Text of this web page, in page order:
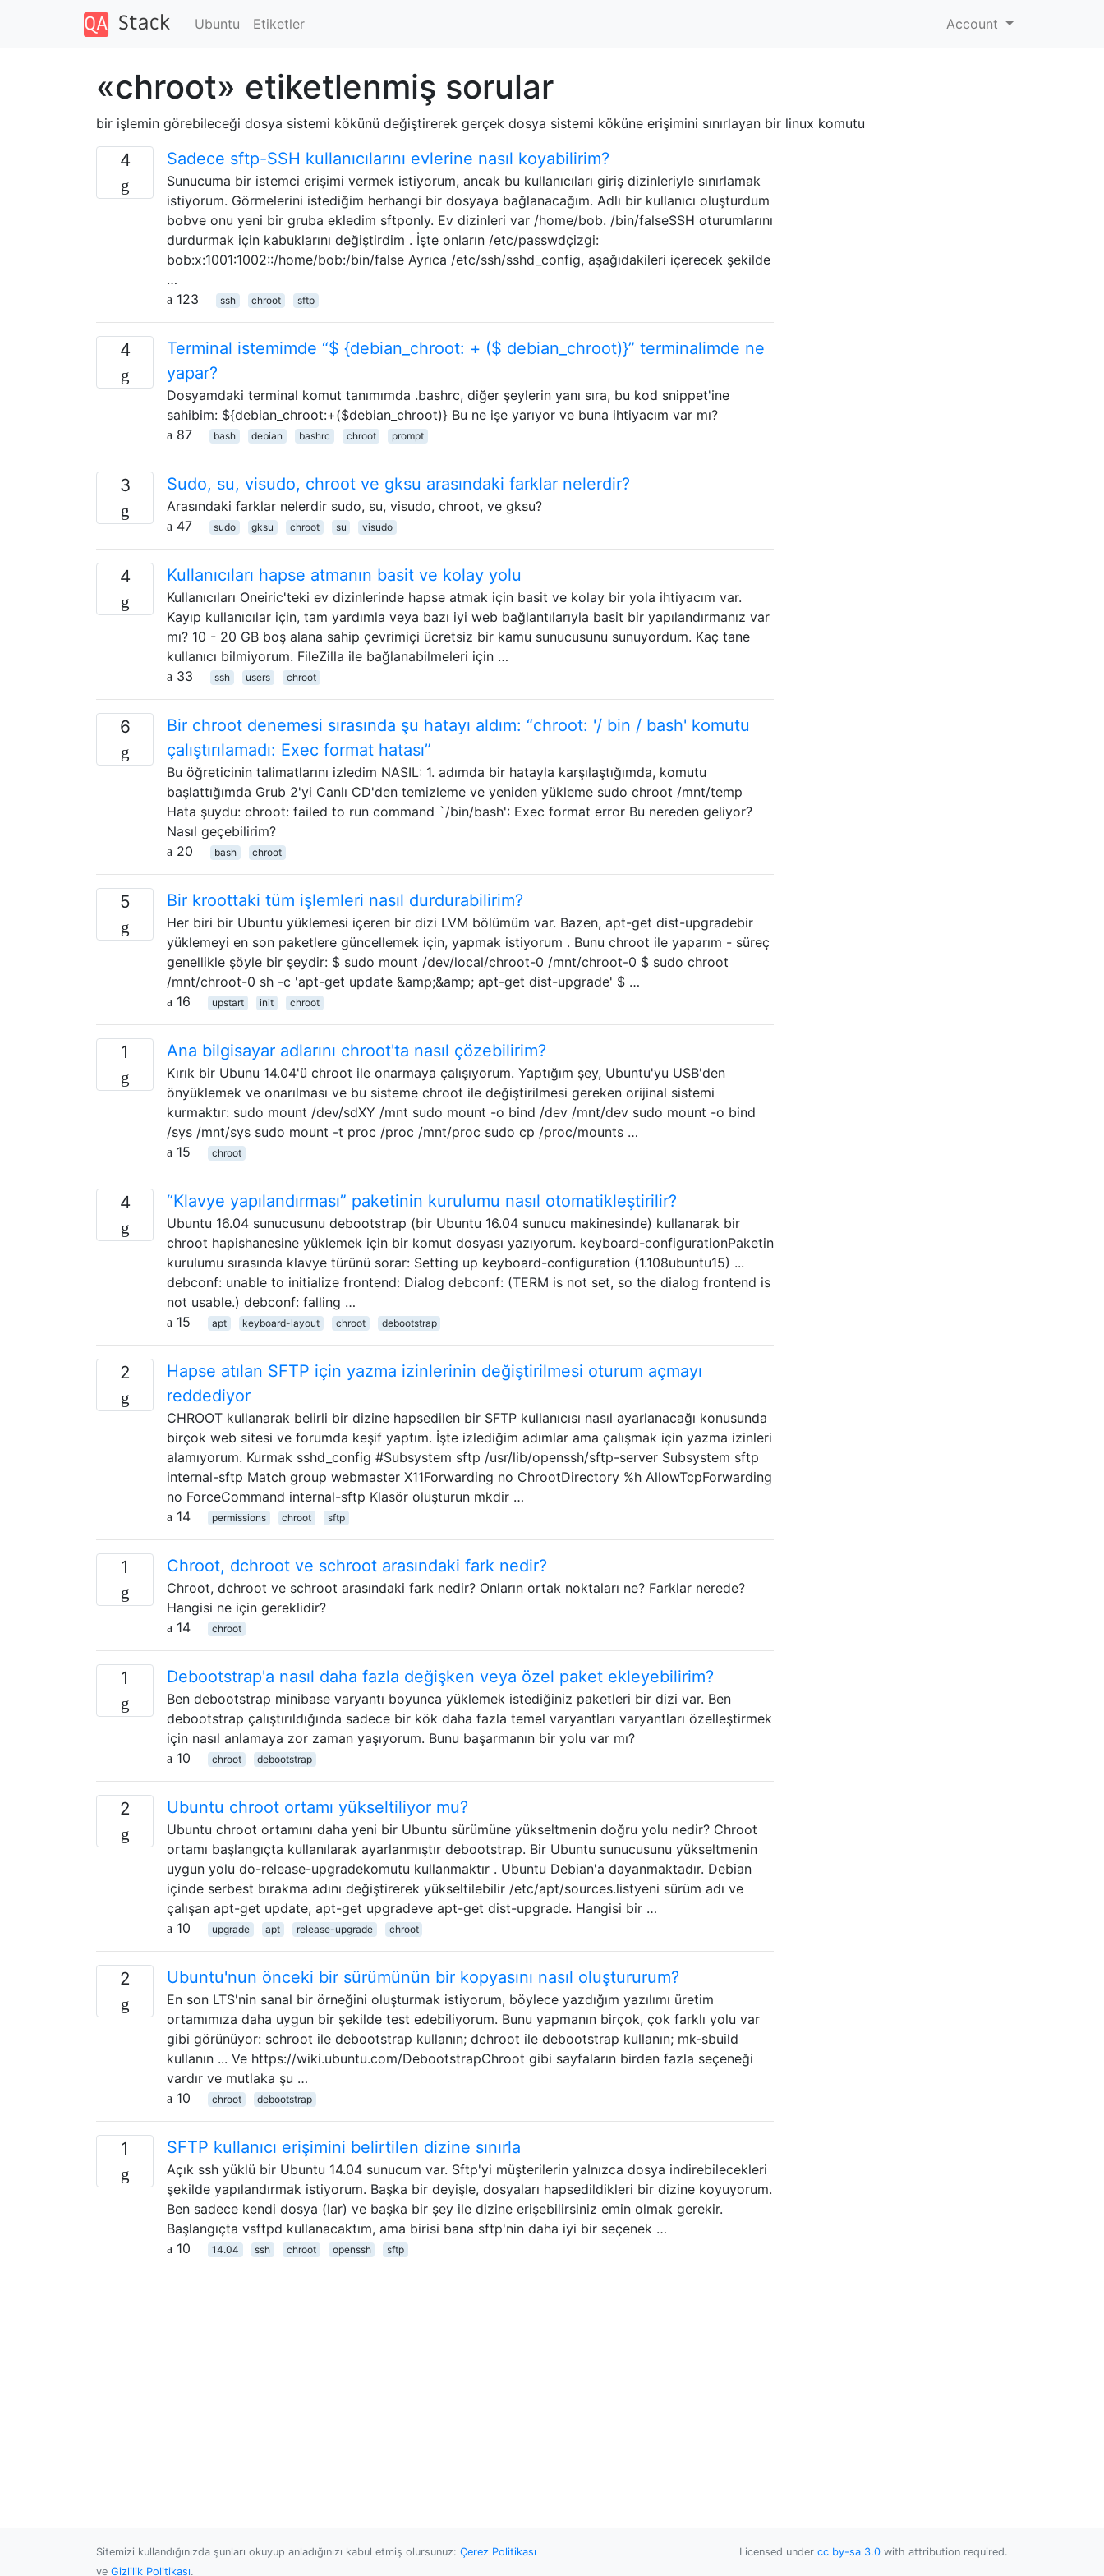
Ubuntu Etiketler Account
«chroot» etiketlenmiş sorular
bir işlemin görebileceği dosya sistemi kökünü değiştirerek gerçek dosya sistemi köküne erişimini sınırlayan bir linux komutu
4 Sadece sftp-SSH kullanıcılarını evlerine nasıl koyabilirim?
Sunucuma bir istemci erişimi vermek istiyorum, ancak bu kullanıcıları giriş dizinleriyle sınırlamak
istiyorum. Görmelerini istediğim herhangi bir dosyaya bağlanacağım. Adlı bir kullanıcı oluşturdum
bobve onu yeni bir gruba ekledim sftponly. Ev dizinleri var /home/bob. /bin/falseSSH oturumlarını
durdurmak için kabuklarını değiştirdim . İşte onların /etc/passwdçizgi:
bob:x:1001:1002::/home/bob:/bin/false Ayrıca /etc/ssh/sshd_config, aşağıdakileri içerecek şekilde
…
123
ssh chroot sftp
4
Terminal istemimde “$ {debian_chroot: + ($ debian_chroot)}” terminalimde ne
yapar?
Dosyamdaki terminal komut tanımımda .bashrc, diğer şeylerin yanı sıra, bu kod snippet'ine
sahibim: ${debian_chroot:+($debian_chroot)} Bu ne işe yarıyor ve buna ihtiyacım var mı?
87
bash debian bashrc chroot prompt
3 Sudo, su, visudo, chroot ve gksu arasındaki farklar nelerdir?
Arasındaki farklar nelerdir sudo, su, visudo, chroot, ve gksu?
47
sudo gksu chroot su visudo
4 Kullanıcıları hapse atmanın basit ve kolay yolu
Kullanıcıları Oneiric'teki ev dizinlerinde hapse atmak için basit ve kolay bir yola ihtiyacım var.
Kayıp kullanıcılar için, tam yardımla veya bazı iyi web bağlantılarıyla basit bir yapılandırmanız var
mı? 10 - 20 GB boş alana sahip çevrimiçi ücretsiz bir kamu sunucusunu sunuyordum. Kaç tane
kullanıcı bilmiyorum. FileZilla ile bağlanabilmeleri için …
33
ssh users chroot
6
Bir chroot denemesi sırasında şu hatayı aldım: “chroot: '/ bin / bash' komutu
çalıştırılamadı: Exec format hatası”
Bu öğreticinin talimatlarını izledim NASIL: 1. adımda bir hatayla karşılaştığımda, komutu
başlattığımda Grub 2'yi Canlı CD'den temizleme ve yeniden yükleme sudo chroot /mnt/temp
Hata şuydu: chroot: failed to run command `/bin/bash': Exec format error Bu nereden geliyor?
Nasıl geçebilirim?
20
bash chroot
5 Bir kroottaki tüm işlemleri nasıl durdurabilirim?
Her biri bir Ubuntu yüklemesi içeren bir dizi LVM bölümüm var. Bazen, apt-get dist-upgradebir
yüklemeyi en son paketlere güncellemek için, yapmak istiyorum . Bunu chroot ile yaparım - süreç
genellikle şöyle bir şeydir: $ sudo mount /dev/local/chroot-0 /mnt/chroot-0 $ sudo chroot
/mnt/chroot-0 sh -c 'apt-get update &amp;&amp; apt-get dist-upgrade' $ …
16
upstart init chroot
1 Ana bilgisayar adlarını chroot'ta nasıl çözebilirim?
Kırık bir Ubunu 14.04'ü chroot ile onarmaya çalışıyorum. Yaptığım şey, Ubuntu'yu USB'den
önyüklemek ve onarılması ve bu sisteme chroot ile değiştirilmesi gereken orijinal sistemi
kurmaktır: sudo mount /dev/sdXY /mnt sudo mount -o bind /dev /mnt/dev sudo mount -o bind
/sys /mnt/sys sudo mount -t proc /proc /mnt/proc sudo cp /proc/mounts …
15
chroot
4 “Klavye yapılandırması” paketinin kurulumu nasıl otomatikleştirilir?
Ubuntu 16.04 sunucusunu debootstrap (bir Ubuntu 16.04 sunucu makinesinde) kullanarak bir
chroot hapishanesine yüklemek için bir komut dosyası yazıyorum. keyboard-configurationPaketin
kurulumu sırasında klavye türünü sorar: Setting up keyboard-configuration (1.108ubuntu15) ...
debconf: unable to initialize frontend: Dialog debconf: (TERM is not set, so the dialog frontend is
not usable.) debconf: falling …
15
apt keyboard-layout chroot debootstrap
2
Hapse atılan SFTP için yazma izinlerinin değiştirilmesi oturum açmayı
reddediyor
CHROOT kullanarak belirli bir dizine hapsedilen bir SFTP kullanıcısı nasıl ayarlanacağı konusunda
birçok web sitesi ve forumda keşif yaptım. İşte izlediğim adımlar ama çalışmak için yazma izinleri
alamıyorum. Kurmak sshd_config #Subsystem sftp /usr/lib/openssh/sftp-server Subsystem sftp
internal-sftp Match group webmaster X11Forwarding no ChrootDirectory %h AllowTcpForwarding
no ForceCommand internal-sftp Klasör oluşturun mkdir …
14
permissions chroot sftp
1 Chroot, dchroot ve schroot arasındaki fark nedir?
Chroot, dchroot ve schroot arasındaki fark nedir? Onların ortak noktaları ne? Farklar nerede?
Hangisi ne için gereklidir?
14
chroot
1 Debootstrap'a nasıl daha fazla değişken veya özel paket ekleyebilirim?
Ben debootstrap minibase varyantı boyunca yüklemek istediğiniz paketleri bir dizi var. Ben
debootstrap çalıştırıldığında sadece bir kök daha fazla temel varyantları varyantları özelleştirmek
için nasıl anlamaya zor zaman yaşıyorum. Bunu başarmanın bir yolu var mı?
10
chroot debootstrap
2 Ubuntu chroot ortamı yükseltiliyor mu?
Ubuntu chroot ortamını daha yeni bir Ubuntu sürümüne yükseltmenin doğru yolu nedir? Chroot
ortamı başlangıçta kullanılarak ayarlanmıştır debootstrap. Bir Ubuntu sunucusunu yükseltmenin
uygun yolu do-release-upgradekomutu kullanmaktır . Ubuntu Debian'a dayanmaktadır. Debian
içinde serbest bırakma adını değiştirerek yükseltilebilir /etc/apt/sources.listyeni sürüm adı ve
çalışan apt-get update, apt-get upgradeve apt-get dist-upgrade. Hangisi bir …
10
upgrade apt release-upgrade chroot
2 Ubuntu'nun önceki bir sürümünün bir kopyasını nasıl oluştururum?
En son LTS'nin sanal bir örneğini oluşturmak istiyorum, böylece yazdığım yazılımı üretim
ortamımıza daha uygun bir şekilde test edebiliyorum. Bunu yapmanın birçok, çok farklı yolu var
gibi görünüyor: schroot ile debootstrap kullanın; dchroot ile debootstrap kullanın; mk-sbuild
kullanın ... Ve https://wiki.ubuntu.com/DebootstrapChroot gibi sayfaların birden fazla seçeneği
vardır ve mutlaka şu …
10
chroot debootstrap
1 SFTP kullanıcı erişimini belirtilen dizine sınırla
Açık ssh yüklü bir Ubuntu 14.04 sunucum var. Sftp'yi müşterilerin yalnızca dosya indirebilecekleri
şekilde yapılandırmak istiyorum. Başka bir deyişle, dosyaları hapsedildikleri bir dizine koyuyorum.
Ben sadece kendi dosya (lar) ve başka bir şey ile dizine erişebilirsiniz emin olmak gerekir.
Başlangıçta vsftpd kullanacaktım, ama birisi bana sftp'nin daha iyi bir seçenek …
10
14.04 ssh chroot openssh sftp
Sitemizi kullandığınızda şunları okuyup anladığınızı kabul etmiş olursunuz: Çerez Politikası
ve Gizlilik Politikası.
Licensed under cc by-sa 3.0 with attribution required.